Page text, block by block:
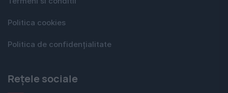
Politica cookies
Politica de confidențialitate
Rețele sociale